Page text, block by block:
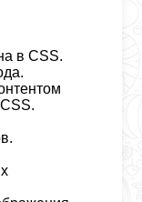
вCSS.
CSS.